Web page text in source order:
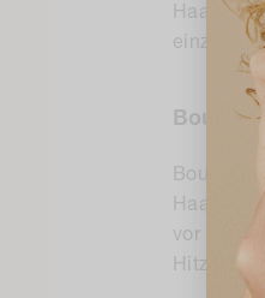
Haares.
vor UV-